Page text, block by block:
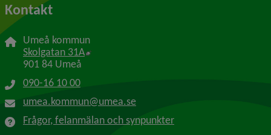
Kontakt
Umeå kommun
Skolgatan 31A Länk till annan webbplats, öppnas i nytt
901 84 Umeå
090-16 10 00
umea.kommun@umea.se
Frågor, felanmälan och synpunkter